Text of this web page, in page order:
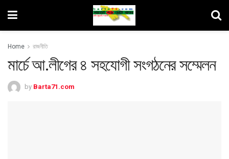
Home রাজনীতি
মার্চে আ.লীগের ৪ সহযোগী সংগঠনের সম্মেলন
by Barta71.com